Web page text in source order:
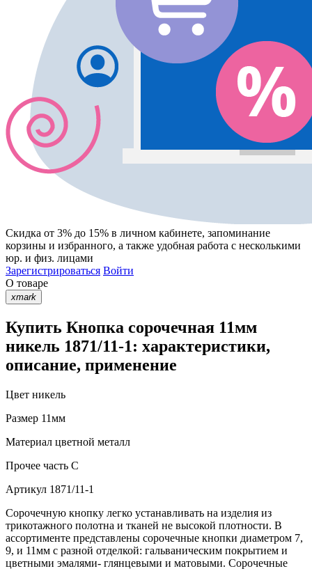
Скидка от 3% до 15% в личном кабинете, запоминание
корзины и избранного, а также удобная работа с несколькими
юр. и физ. лицами
Зарегистрироваться Войти
О товаре
xmark
Купить Кнопка сорочечная 11мм
никель 1871/11-1: характеристики,
описание, применение
Цвет никель
Размер 11мм
Материал цветной металл
Прочее часть С
Артикул 1871/11-1
Сорочечную кнопку легко устанавливать на изделия из
трикотажного полотна и тканей не высокой плотности. В
ассортименте представлены сорочечные кнопки диаметром 7,
9, и 11мм с разной отделкой: гальваническим покрытием и
цветными эмалями- глянцевыми и матовыми. Сорочечные